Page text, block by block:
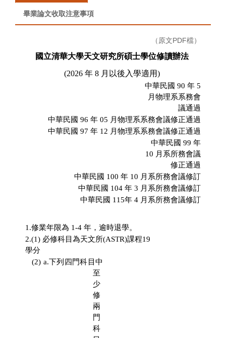
畢業論文收取注意事項
（原文PDF檔）
國立清華大學天文研究所碩士學位修讀辦法
(2026年8 月以後入學適用)
中華民國 90 年 5
月物理系系務會
議通過
中華民國 96 年 05 月物理系系務會議修正通過
中華民國 97 年 12 月物理系系務會議修正通過
中華民國 99 年
10 月系所務會議
修正通過
中華民國 100 年 10 月系所務會議修訂
中華民國 104 年 3 月系所務會議修訂
中華民國 115年 4 月系所務會議修訂
1.修業年限為 1-4 年，逾時退學。
2.(1) 必修科目為天文所(ASTR)課程19
學分
(2) a.下列四門科目中
至
少
修
兩
門
科